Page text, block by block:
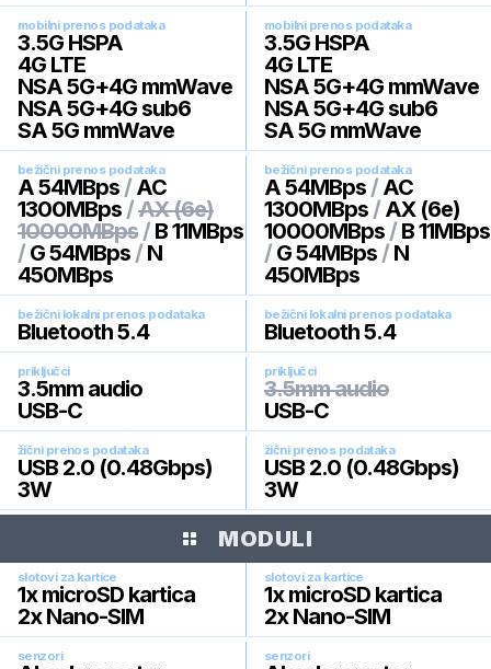
mobilni prenos podataka
3.5G HSPA
4G LTE
NSA 5G+4G mmWave
NSA 5G+4G sub6
SA 5G mmWave
mobilni prenos podataka
3.5G HSPA
4G LTE
NSA 5G+4G mmWave
NSA 5G+4G sub6
SA 5G mmWave
bežični prenos podataka
A 54MBps / AC
1300MBps /AX (6e)
10000MBps / B 11MBps
/ G 54MBps / N
450MBps
bežični prenos podataka
A 54MBps / AC
1300MBps / AX (6e)
10000MBps / B 11MBps
/ G 54MBps / N
450MBps
bežični lokalni prenos podataka
Bluetooth 5.4
bežični lokalni prenos podataka
Bluetooth 5.4
priključci
3.5mm audio
USB-C
priključci
3.5mm audio
USB-C
žični prenos podataka
USB 2.0 (0.48Gbps)
3W
žični prenos podataka
USB 2.0 (0.48Gbps)
3W
MODULI
slotovi za kartice
1x microSD kartica
2x Nano-SIM
slotovi za kartice
1x microSD kartica
2x Nano-SIM
senzori senzori